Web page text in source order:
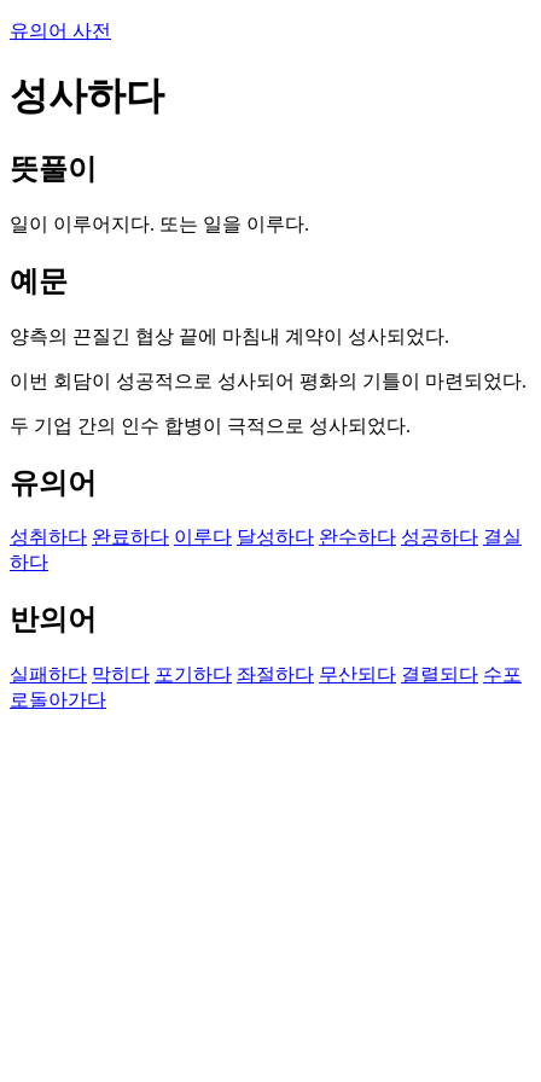
유의어 사전
성사하다
뜻풀이
일이 이루어지다. 또는 일을 이루다.
예문
양측의 끈질긴 협상 끝에 마침내 계약이 성사되었다.
이번 회담이 성공적으로 성사되어 평화의 기틀이 마련되었다.
두 기업 간의 인수 합병이 극적으로 성사되었다.
유의어
성취하다 완료하다 이루다 달성하다 완수하다 성공하다 결실
하다
반의어
실패하다 막히다 포기하다 좌절하다 무산되다 결렬되다 수포
로돌아가다